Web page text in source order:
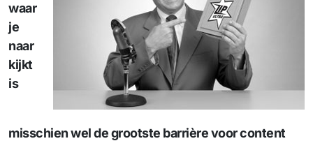
waar
je
naar
kijkt
is
misschien wel de grootste barrière voor content